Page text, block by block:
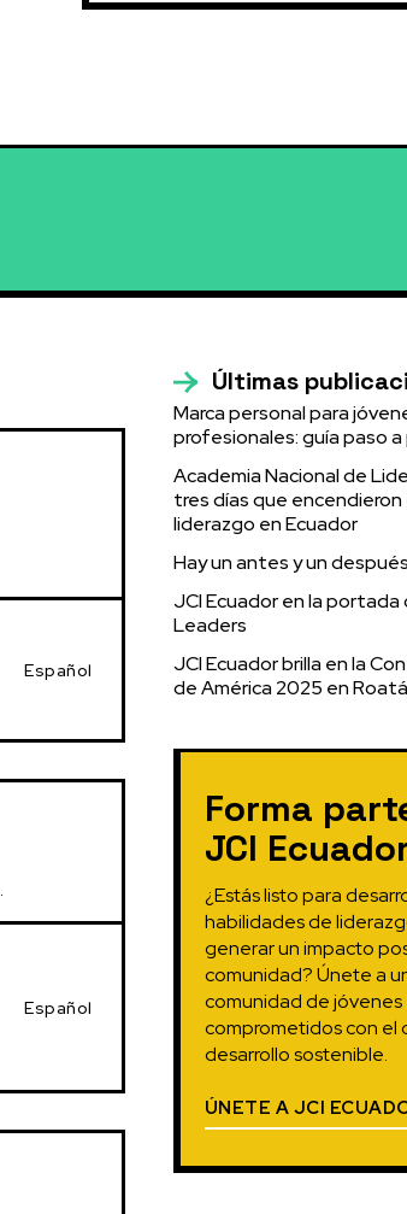
Español
Español
Últimas
Marca personal para
profesionales: guía paso a
Academia Nacional de
tres días que encendieron
liderazgo en Ecuador
Hay un antes y un
JCI Ecuador en la portada
Leaders
JCI Ecuador brilla en la
de América 2025 en
Forma
JCI
¿Estás listo para
habilidades de
generar un impacto
comunidad? Únete a
comunidad de jóvenes
comprometidos con el
desarrollo sostenible.
ÚNETE A JCI